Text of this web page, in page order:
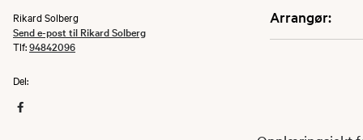
Arrangør:
Rikard Solberg
Send e-post til Rikard Solberg
Tlf:94842096
Del: